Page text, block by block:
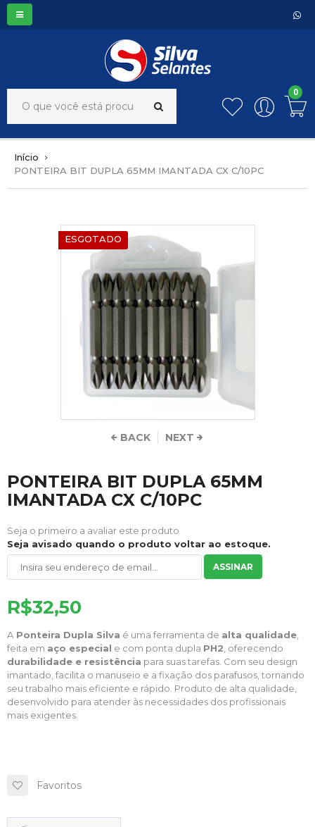
0
Início
PONTEIRA BIT DUPLA 65MM IMANTADA CX C/10PC
BACK NEXT
ESGOTADO
PONTEIRA BIT DUPLA 65MM
IMANTADA CX C/10PC
Seja o primeiro a avaliar este produto
Seja avisado quando o produto voltar ao estoque.
ASSINAR
R$32,50
A Ponteira Dupla Silva é uma ferramenta de alta qualidade
feita em aço especial e com ponta dupla PH2 , oferecendo
durabilidade e resistência para suas tarefas. Com seu design
imantado, facilita o manuseio e a fixação dos parafusos, tornando
seu trabalho mais eficiente e rápido. Produto de alta qualidade,
desenvolvido para atender às necessidades dos profissionais
mais exigentes.
Favoritos